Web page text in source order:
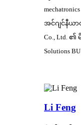
အင်ဂျင်နီယာ
Co., Ltd. ၏
Solutions
Li Feng